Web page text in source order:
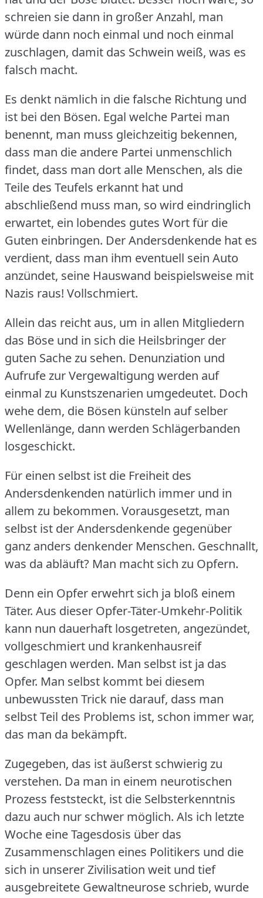
schreien sie dann in großer Anzahl, man
würde dann noch einmal und noch einmal
zuschlagen, damit das Schwein weiß, was es
falsch macht.
Es denkt nämlich in die falsche Richtung und
ist bei den Bösen. Egal welche Partei man
benennt, man muss gleichzeitig bekennen,
dass man die andere Partei unmenschlich
findet, dass man dort alle Menschen, als die
Teile des Teufels erkannt hat und
abschließend muss man, so wird eindringlich
erwartet, ein lobendes gutes Wort für die
Guten einbringen. Der Andersdenkende hat es
verdient, dass man ihm eventuell sein Auto
anzündet, seine Hauswand beispielsweise mit
Nazis raus! Vollschmiert.
Allein das reicht aus, um in allen Mitgliedern
das Böse und in sich die Heilsbringer der
guten Sache zu sehen. Denunziation und
Aufrufe zur Vergewaltigung werden auf
einmal zu Kunstszenarien umgedeutet. Doch
wehe dem, die Bösen künsteln auf selber
Wellenlänge, dann werden Schlägerbanden
losgeschickt.
Für einen selbst ist die Freiheit des
Andersdenkenden natürlich immer und in
allem zu bekommen. Vorausgesetzt, man
selbst ist der Andersdenkende gegenüber
ganz anders denkender Menschen. Geschnallt,
was da abläuft? Man macht sich zu Opfern.
Denn ein Opfer erwehrt sich ja bloß einem
Täter. Aus dieser Opfer-Täter-Umkehr-Politik
kann nun dauerhaft losgetreten, angezündet,
vollgeschmiert und krankenhausreif
geschlagen werden. Man selbst ist ja das
Opfer. Man selbst kommt bei diesem
unbewussten Trick nie darauf, dass man
selbst Teil des Problems ist, schon immer war,
das man da bekämpft.
Zugegeben, das ist äußerst schwierig zu
verstehen. Da man in einem neurotischen
Prozess feststeckt, ist die Selbsterkenntnis
dazu auch nur schwer möglich. Als ich letzte
Woche eine Tagesdosis über das
Zusammenschlagen eines Politikers und die
sich in unserer Zivilisation weit und tief
ausgebreitete Gewaltneurose schrieb, wurde